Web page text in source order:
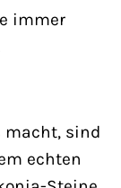
immer
macht, sind
echten